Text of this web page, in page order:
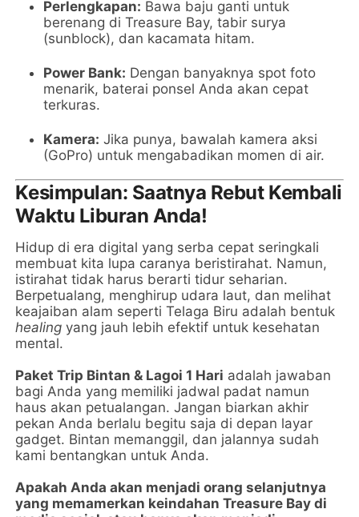
Perlengkapan: Bawa baju ganti untuk
berenang di Treasure Bay, tabir surya
(sunblock), dan kacamata hitam.
Power Bank: Dengan banyaknya spot foto
menarik, baterai ponsel Anda akan cepat
terkuras.
Kamera: Jika punya, bawalah kamera aksi
(GoPro) untuk mengabadikan momen di air.
Kesimpulan: Saatnya Rebut Kembali
Waktu Liburan Anda!
Hidup di era digital yang serba cepat seringkali
membuat kita lupa caranya beristirahat. Namun,
istirahat tidak harus berarti tidur seharian.
Berpetualang, menghirup udara laut, dan melihat
keajaiban alam seperti Telaga Biru adalah bentuk
healing yang jauh lebih efektif untuk kesehatan
mental.
Paket Trip Bintan & Lagoi 1 Hari adalah jawaban
bagi Anda yang memiliki jadwal padat namun
haus akan petualangan. Jangan biarkan akhir
pekan Anda berlalu begitu saja di depan layar
gadget. Bintan memanggil, dan jalannya sudah
kami bentangkan untuk Anda.
Apakah Anda akan menjadi orang selanjutnya
yang memamerkan keindahan Treasure Bay di